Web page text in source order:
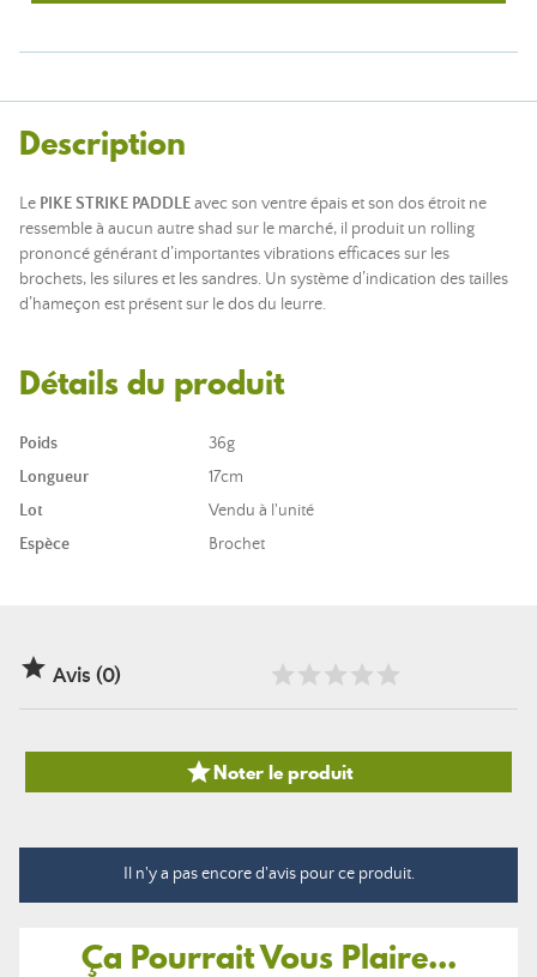
Description
Le PIKE STRIKE PADDLEavec son ventre épais et son dos étroit ne
ressemble à aucun autre shad sur le marché, il produit un rolling
prononcé générant d’importantes vibrations efficaces sur les
brochets, les silures et les sandres. Un système d’indication des tailles
d’hameçon est présent sur le dos du leurre.
Détails du produit
Poids
36g
Longueur
17cm
Lot
Vendu à l'unité
Espèce
Brochet
 Avis (0)
Noter le produit
Il n'y a pas encore d'avis pour ce produit.
Ça Pourrait Vous Plaire...